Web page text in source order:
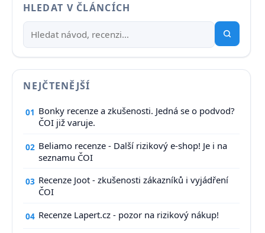
HLEDAT V ČLÁNCÍCH
NEJČTENĚJŠÍ
01 Bonky recenze a zkušenosti. Jedná se o podvod?
ČOI již varuje.
02 Beliamo recenze - Další rizikový e-shop! Je i na
seznamu ČOI
03 Recenze Joot - zkušenosti zákazníků i vyjádření
ČOI
04 Recenze Lapert.cz - pozor na rizikový nákup!